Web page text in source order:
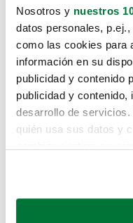
Nosotros y nuestros
datos personales,
como las cookies para
información en su
publicidad y contenido
publicidad y contenido,
desarrollo de
quién usa sus datos y
Si lo permite, también
Lo sentimos,
te hemos
Pero puedes
buscando en
Coches de segunda